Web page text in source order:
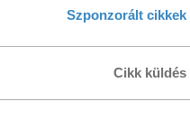
Szponzorált cikkek
Cikk küldés